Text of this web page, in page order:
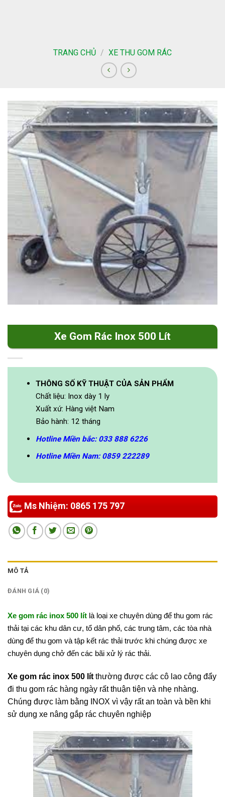
TRANG CHỦ / XE THU GOM RÁC
Xe Gom Rác Inox 500 Lít
THÔNG SỐ KỸ THUẬT CỦA SẢN PHẨM
Chất liệu: Inox dày 1 ly
Xuất xứ: Hàng việt Nam
Bảo hành: 12 tháng
Hotline Miền bắc: 033 888 6226
Hotline Miền Nam: 0859 222289
Ms Nhiệm: 0865 175 797
MÔ TẢ
ĐÁNH GIÁ (0)
Xe gom rác inox 500 lít là loại xe chuyên dùng để thu gom rác
thải tại các khu dân cư, tổ dân phố, các trung tâm, các tòa nhà
dùng để thu gom và tập kết rác thải trước khi chúng được xe
chuyên dụng chở đến các bãi xử lý rác thải.
Xe gom rác inox 500 lít thường được các cô lao công đẩy
đi thu gom rác hàng ngày rất thuận tiện và nhẹ nhàng.
Chúng được làm bằng INOX vì vậy rất an toàn và bền khi
sử dụng xe nâng gắp rác chuyên nghiệp